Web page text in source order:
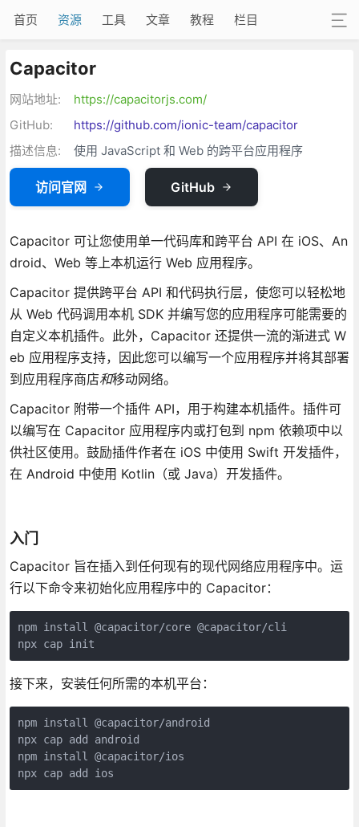
首页 资源 工具 文章 教程 栏目
Capacitor
网站地址:
https://capacitorjs.com/
GitHub:
https://github.com/ionic-team/capacitor
描述信息:
使用 JavaScript 和 Web 的跨平台应用程序
访问官网 GitHub
Capacitor 可让您使用单一代码库和跨平台 API 在 iOS、An
droid、Web 等上本机运行 Web 应用程序。
Capacitor 提供跨平台 API 和代码执行层，使您可以轻松地
从 Web 代码调用本机 SDK 并编写您的应用程序可能需要的
自定义本机插件。此外，Capacitor 还提供一流的渐进式 W
eb 应用程序支持，因此您可以编写一个应用程序并将其部署
到应用程序商店和移动网络。
Capacitor 附带一个插件 API，用于构建本机插件。插件可
以编写在 Capacitor 应用程序内或打包到 npm 依赖项中以
供社区使用。鼓励插件作者在 iOS 中使用 Swift 开发插件，
在 Android 中使用 Kotlin（或 Java）开发插件。
入门
Capacitor 旨在插入到任何现有的现代网络应用程序中。运
行以下命令来初始化应用程序中的 Capacitor：
npm install @capacitor/core @capacitor/cli
npx cap init
接下来，安装任何所需的本机平台：
npm install @capacitor/android
npx cap add android
npm install @capacitor/ios
npx cap add ios